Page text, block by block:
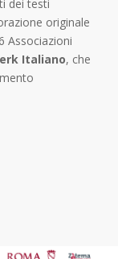
dei testi
originale
Associazioni
Italiano, che